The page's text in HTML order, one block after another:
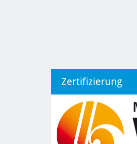
Zertifizierung